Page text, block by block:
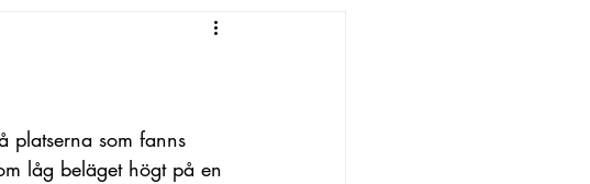
platserna som fanns
låg beläget högt på en